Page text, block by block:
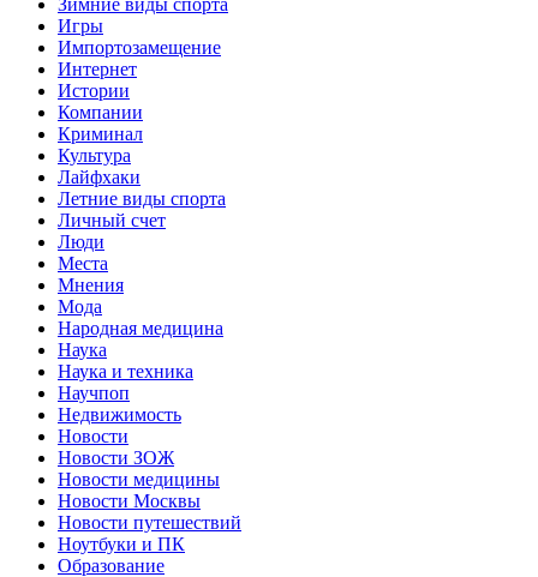
Зимние виды спорта
Игры
Импортозамещение
Интернет
Истории
Компании
Криминал
Культура
Лайфхаки
Летние виды спорта
Личный счет
Люди
Места
Мнения
Мода
Народная медицина
Наука
Наука и техника
Научпоп
Недвижимость
Новости
Новости ЗОЖ
Новости медицины
Новости Москвы
Новости путешествий
Ноутбуки и ПК
Образование